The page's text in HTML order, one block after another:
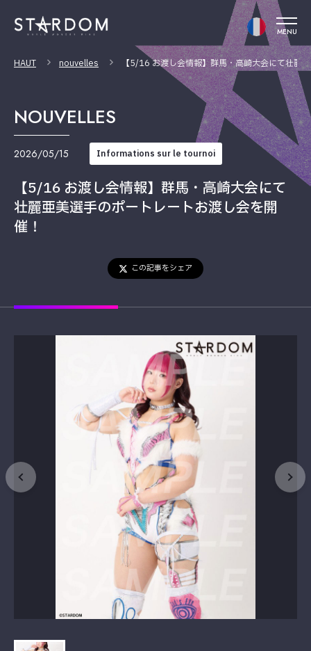
MENU
HAUT nouvelles 【5/16 お渡し会情報】群馬・高崎大会にて壮麗
NOUVELLES
2026/05/15 Informations sur le tournoi
【5/16 お渡し会情報】群馬・高崎大会にて
壮麗亜美選手のポートレートお渡し会を開
催！
この記事をシェア